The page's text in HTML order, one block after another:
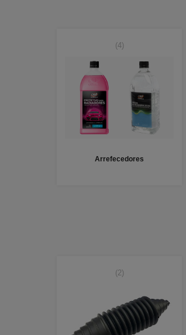
(4)
Arrefecedores
(2)